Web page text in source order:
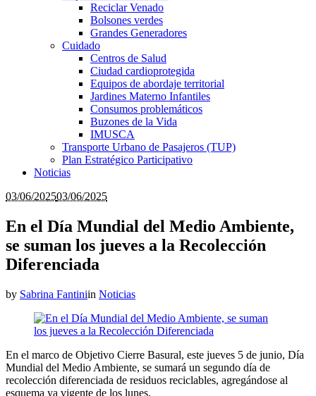
Reciclar Venado
Bolsones verdes
Grandes Generadores
Cuidado
Centros de Salud
Ciudad cardioprotegida
Equipos de abordaje territorial
Jardines Materno Infantiles
Consumos problemáticos
Buzones de la Vida
IMUSCA
Transporte Urbano de Pasajeros (TUP)
Plan Estratégico Participativo
Noticias
03/06/202503/06/2025
En el Día Mundial del Medio Ambiente,
se suman los jueves a la Recolección
Diferenciada
by Sabrina Fantiniin Noticias
En el marco de Objetivo Cierre Basural, este jueves 5 de junio, Día
Mundial del Medio Ambiente, se sumará un segundo día de
recolección diferenciada de residuos reciclables, agregándose al
esquema ya vigente de los lunes.